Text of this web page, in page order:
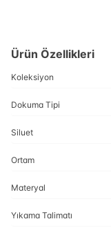
Ürün Özellikleri
Koleksiyon
Dokuma Tipi
Siluet
Ortam
Materyal
Yıkama Talimatı